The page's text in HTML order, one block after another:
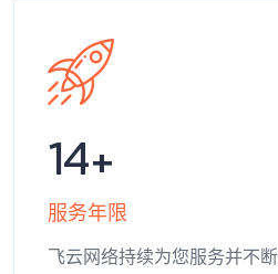
14
服务年限
飞云网络持续为您服务并不